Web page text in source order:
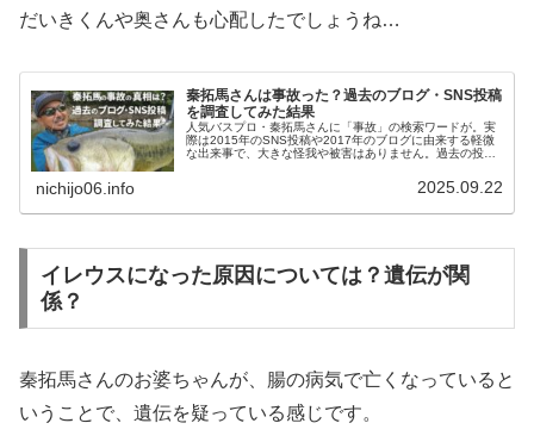
だいきくんや奥さんも心配したでしょうね…
秦拓馬さんは事故った？過去のブログ・SNS投稿
を調査してみた結果
人気バスプロ・秦拓馬さんに「事故」の検索ワードが。実
際は2015年のSNS投稿や2017年のブログに由来する軽微
な出来事で、大きな怪我や被害はありません。過去の投稿
nichijo06.info 2025.09.22
イレウスになった原因については？遺伝が関
係？
秦拓馬さんのお婆ちゃんが、腸の病気で亡くなっていると
いうことで、遺伝を疑っている感じです。